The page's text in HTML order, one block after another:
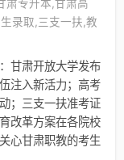
专升本,甘肃高
录取,三支一扶,教
甘肃开放大学发布
注入新活力；高考
；三支一扶准考证
改革方案在各院校
心甘肃职教的考生